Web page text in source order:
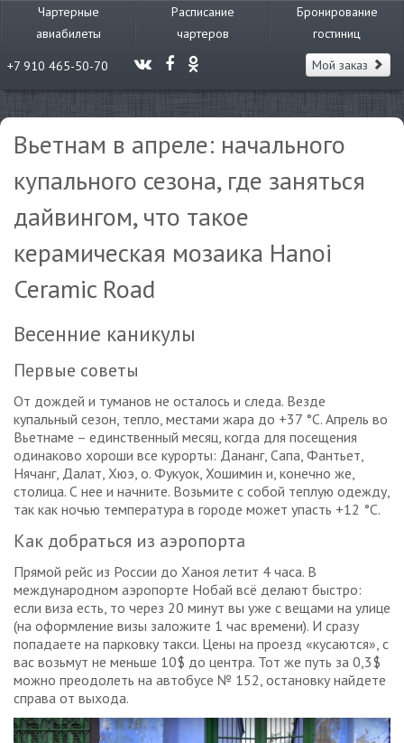
Чартерные
авиабилеты
Расписание
чартеров
Бронирование
гостиниц
+7 910 465-50-70
Мой заказ
Вьетнам в апреле: начального
купального сезона, где заняться
дайвингом, что такое
керамическая мозаика Hanoi
Ceramic Road
Весенние каникулы
Первые советы
От дождей и туманов не осталось и следа. Везде
купальный сезон, тепло, местами жара до +37 °C. Апрель во
Вьетнаме – единственный месяц, когда для посещения
одинаково хороши все курорты: Дананг, Сапа, Фантьет,
Нячанг, Далат, Хюэ, о. Фукуок, Хошимин и, конечно же,
столица. С нее и начните. Возьмите с собой теплую одежду,
так как ночью температура в городе может упасть +12 °C.
Как добраться из аэропорта
Прямой рейс из России до Ханоя летит 4 часа. В
международном аэропорте Нобай всё делают быстро:
если виза есть, то через 20 минут вы уже с вещами на улице
(на оформление визы заложите 1 час времени). И сразу
попадаете на парковку такси. Цены на проезд «кусаются», с
вас возьмут не меньше 10$ до центра. Тот же путь за 0,3$
можно преодолеть на автобусе № 152, остановку найдете
справа от выхода.